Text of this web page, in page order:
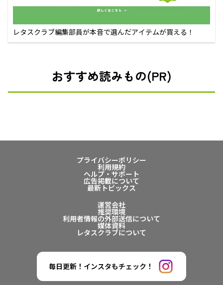
レタスクラブ編集部員が本音で選んだアイテムが買える！
おすすめ読みもの(PR)
プライバシーポリシー
利用規約
ヘルプ・サポート
広告掲載について
最新トピックス
運営会社
推奨環境
利用者情報の外部送信について
媒体資料
レタスクラブについて
毎日更新！インスタもチェック！